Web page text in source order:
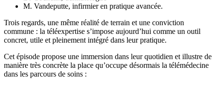
M. Vandeputte, infirmier en pratique avancée.
Trois regards, une même réalité de terrain et une conviction
commune : la téléexpertise s’impose aujourd’hui comme un outil
concret, utile et pleinement intégré dans leur pratique.
Cet épisode propose une immersion dans leur quotidien et illustre de
manière très concrète la place qu’occupe désormais la télémédecine
dans les parcours de soins :